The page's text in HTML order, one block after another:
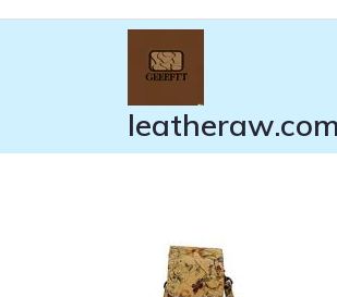
leatheraw.com